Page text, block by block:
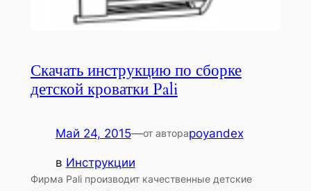
Скачать инструкцию по сборке
детской кроватки Pali
Май 24, 2015—от автораpoyandex
в Инструкции
Фирма Pali производит качественные детские